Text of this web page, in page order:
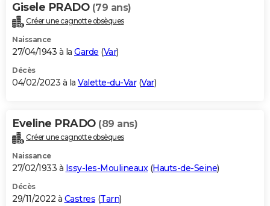
Gisele PRADO (79 ans)
Créer une cagnotte obsèques
Naissance
27/04/1943 à la Garde (Var)
Décès
04/02/2023 à la Valette-du-Var(Var)
Eveline PRADO (89 ans)
Créer une cagnotte obsèques
Naissance
27/02/1933 à Issy-les-Moulineaux(Hauts-de-Seine)
Décès
29/11/2022 à Castres (Tarn)